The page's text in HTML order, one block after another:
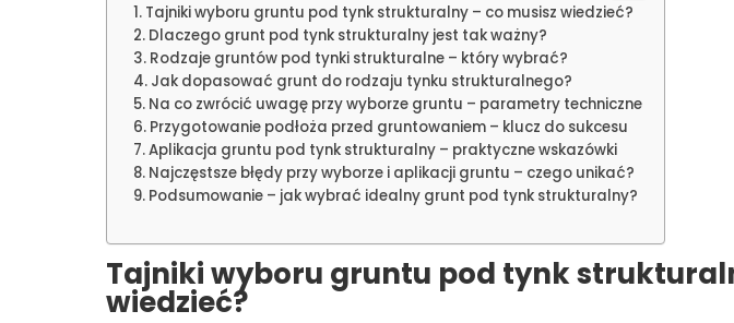
Tajniki wyboru gruntu pod tynk strukturalny – co musisz wiedzieć?
Dlaczego grunt pod tynk strukturalny jest tak ważny?
Rodzaje gruntów pod tynki strukturalne – który wybrać?
Jak dopasować grunt do rodzaju tynku strukturalnego?
Na co zwrócić uwagę przy wyborze gruntu – parametry techniczne
Przygotowanie podłoża przed gruntowaniem – klucz do sukcesu
Aplikacja gruntu pod tynk strukturalny – praktyczne wskazówki
Najczęstsze błędy przy wyborze i aplikacji gruntu – czego unikać?
Podsumowanie – jak wybrać idealny grunt pod tynk strukturalny?
Tajniki wyboru gruntu pod tynk
wiedzieć?